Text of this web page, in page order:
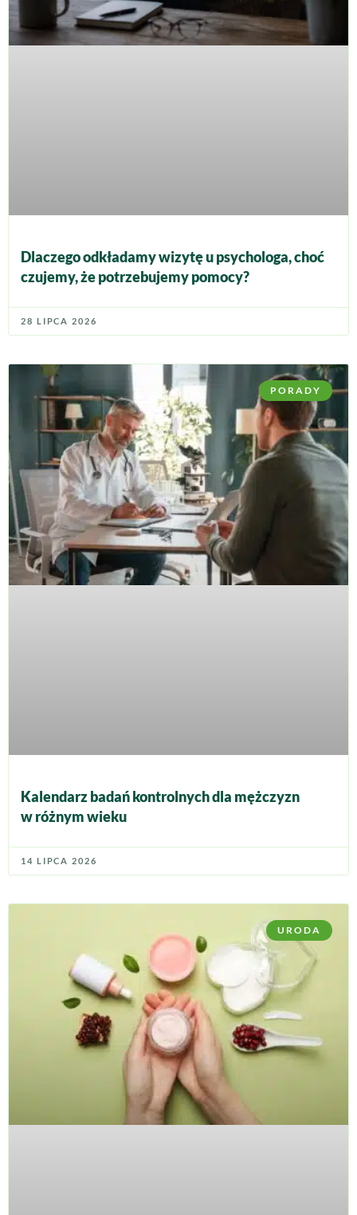
Dlaczego odkładamy wizytę u psychologa, choć
czujemy, że potrzebujemy pomocy?
28 LIPCA 2026
PORADY
Kalendarz badań kontrolnych dla mężczyzn
w różnym wieku
14 LIPCA 2026
URODA